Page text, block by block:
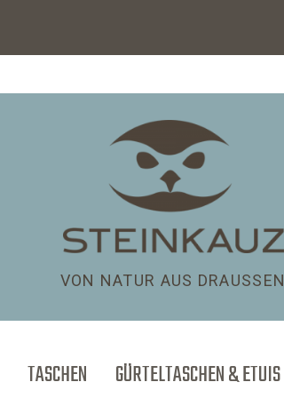
VON NATUR AUS DRAUSSEN
TASCHEN GÜRTELTASCHEN & ETUIS